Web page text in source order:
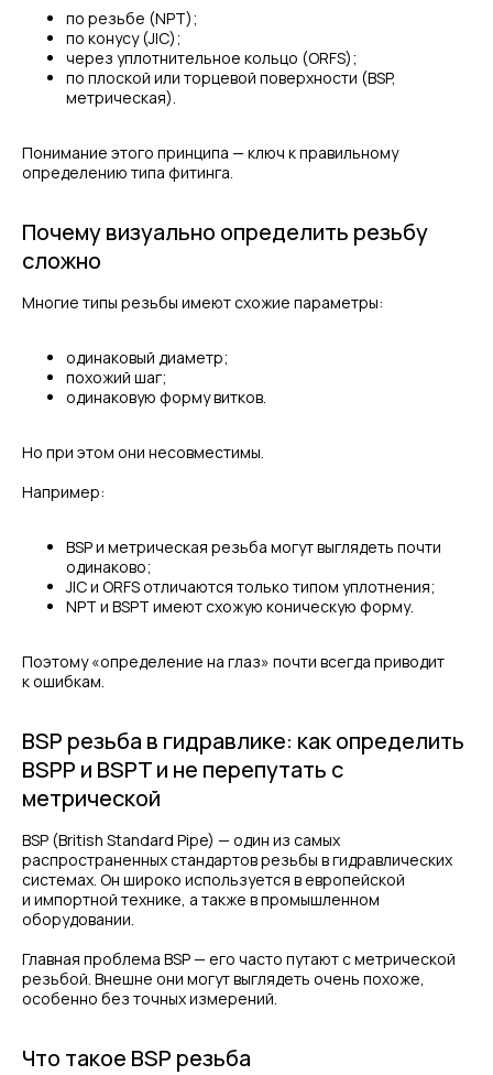
по резьбе (NPT);
по конусу (JIC);
через уплотнительное кольцо (ORFS);
по плоской или торцевой поверхности (BSP,
метрическая).
Понимание этого принципа — ключ к правильному
определению типа фитинга.
Почему визуально определить резьбу
сложно
Многие типы резьбы имеют схожие параметры:
одинаковый диаметр;
похожий шаг;
одинаковую форму витков.
Но при этом они несовместимы.
Например:
BSP и метрическая резьба могут выглядеть почти
одинаково;
JIC и ORFS отличаются только типом уплотнения;
NPT и BSPT имеют схожую коническую форму.
Поэтому «определение на глаз» почти всегда приводит
к ошибкам.
BSP резьба в гидравлике: как определить
BSPP и BSPT и не перепутать с
метрической
BSP (British Standard Pipe) — один из самых
распространенных стандартов резьбы в гидравлических
системах. Он широко используется в европейской
и импортной технике, а также в промышленном
оборудовании.
Главная проблема BSP — его часто путают с метрической
резьбой. Внешне они могут выглядеть очень похоже,
особенно без точных измерений.
Что такое BSP резьба